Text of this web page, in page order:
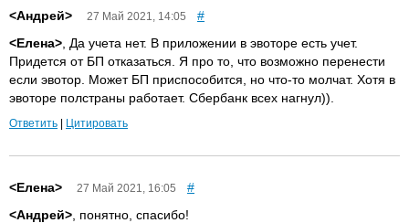
<Андрей> 27 Май 2021, 14:05
#
<Елена> , Да учета нет. В приложении в эвоторе есть учет.
Придется от БП отказаться. Я про то, что возможно перенести
если эвотор. Может БП приспособится, но что-то молчат. Хотя в
эвоторе полстраны работает. Сбербанк всех нагнул)).
Ответить Цитировать
<Елена> 27 Май 2021, 16:05
#
<Андрей> , понятно, спасибо!